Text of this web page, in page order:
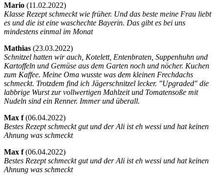
Mario (11.02.2022)
Klasse Rezept schmeckt wie früher. Und das beste meine Frau liebt
es und die ist eine waschechte Bayerin. Das gibt es bei uns
mindestens einmal im Monat
Mathias (23.03.2022)
Schnitzel hatten wir auch, Kotelett, Entenbraten, Suppenhuhn und
Kartoffeln und Gemüse aus dem Garten noch und nöcher. Kuchen
zum Kaffee. Meine Oma wusste was dem kleinen Frechdachs
schmeckt. Trotzdem find ich Jägerschnitzel lecker. "Upgraded" die
labbrige Wurst zur vollwertigen Mahlzeit und Tomatensoße mit
Nudeln sind ein Renner. Immer und überall.
Max f(06.04.2022)
Bestes Rezept schmeckt gut und der Ali ist eh wessi und hat keinen
Ahnung was schmeckt
Max f(06.04.2022)
Bestes Rezept schmeckt gut und der Ali ist eh wessi und hat keinen
Ahnung was schmeckt